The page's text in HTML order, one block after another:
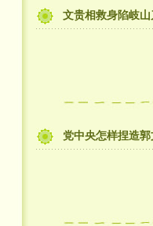
文贵相救身陷岐
党中央怎样捏造